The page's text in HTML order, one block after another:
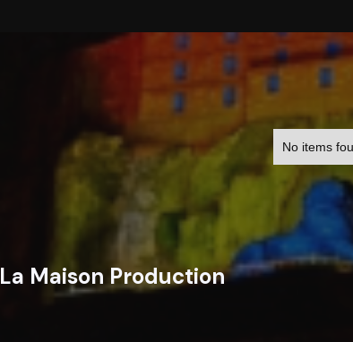
No items
La Maison Production